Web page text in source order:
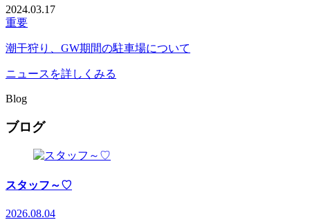
2024.03.17
重要
潮干狩り、GW期間の駐車場について
ニュースを詳しくみる
Blog
ブログ
スタッフ～♡
2026.08.04